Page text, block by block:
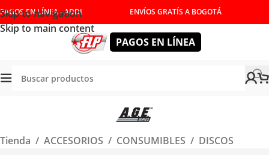
Skip to navigation
Skip to main content
PAGOS EN LÍNEA - ADDI ENVÍOS GRATÍS A BOGOTÁ
PAGOS EN LÍNEA
Tienda / ACCESORIOS / CONSUMIBLES / DISCOS